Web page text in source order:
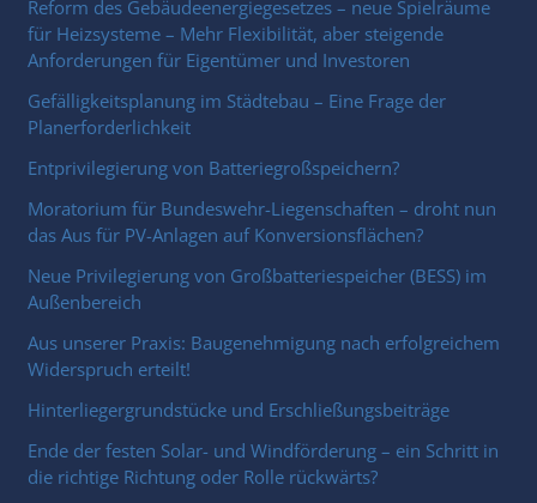
Reform des Gebäudeenergiegesetzes – neue Spielräume
für Heizsysteme – Mehr Flexibilität, aber steigende
Anforderungen für Eigentümer und Investoren
Gefälligkeitsplanung im Städtebau – Eine Frage der
Planerforderlichkeit
Entprivilegierung von Batteriegroßspeichern?
Moratorium für Bundeswehr-Liegenschaften – droht nun
das Aus für PV-Anlagen auf Konversionsflächen?
Neue Privilegierung von Großbatteriespeicher (BESS) im
Außenbereich
Aus unserer Praxis: Baugenehmigung nach erfolgreichem
Widerspruch erteilt!
Hinterliegergrundstücke und Erschließungsbeiträge
Ende der festen Solar- und Windförderung – ein Schritt in
die richtige Richtung oder Rolle rückwärts?